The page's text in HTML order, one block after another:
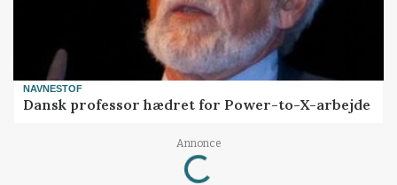
NAVNESTOF
Dansk professor hædret for Power-to-X-arbejde
Annonce
Loading...